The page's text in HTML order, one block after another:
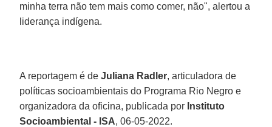
minha terra não tem mais como comer, não", alertou a
liderança indígena.
A reportagem é deJuliana Radler, articuladora de
políticas socioambientais do Programa Rio Negro e
organizadora da oficina, publicada por Instituto
Socioambiental - ISA, 06-05-2022.